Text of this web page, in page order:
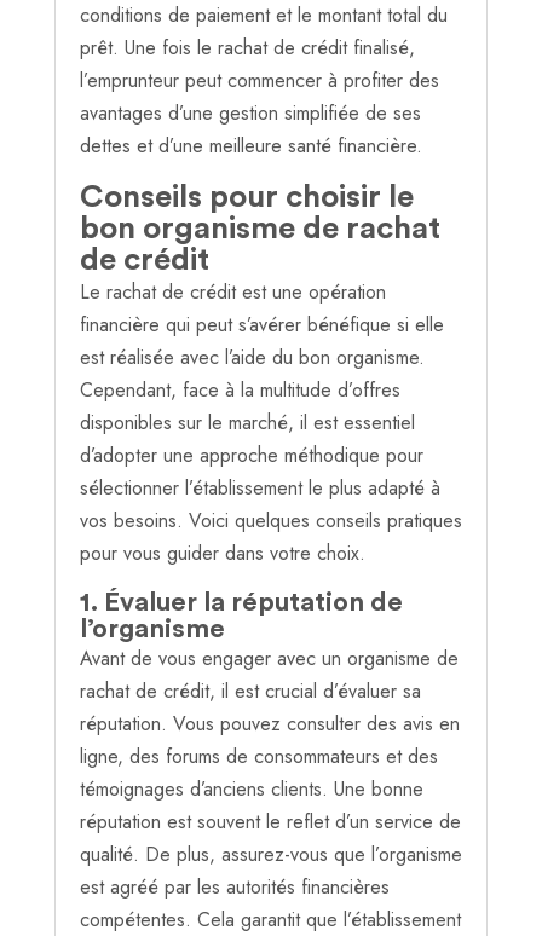
conditions de paiement et le montant total du
prêt. Une fois le rachat de crédit finalisé,
l’emprunteur peut commencer à profiter des
avantages d’une gestion simplifiée de ses
dettes et d’une meilleure santé financière.
Conseils pour choisir le
bon organisme de rachat
de crédit
Le rachat de crédit est une opération
financière qui peut s’avérer bénéfique si elle
est réalisée avec l’aide du bon organisme.
Cependant, face à la multitude d’offres
disponibles sur le marché, il est essentiel
d’adopter une approche méthodique pour
sélectionner l’établissement le plus adapté à
vos besoins. Voici quelques conseils pratiques
pour vous guider dans votre choix.
1. Évaluer la réputation de
l’organisme
Avant de vous engager avec un organisme de
rachat de crédit, il est crucial d’évaluer sa
réputation. Vous pouvez consulter des avis en
ligne, des forums de consommateurs et des
témoignages d’anciens clients. Une bonne
réputation est souvent le reflet d’un service de
qualité. De plus, assurez-vous que l’organisme
est agréé par les autorités financières
compétentes. Cela garantit que l’établissement